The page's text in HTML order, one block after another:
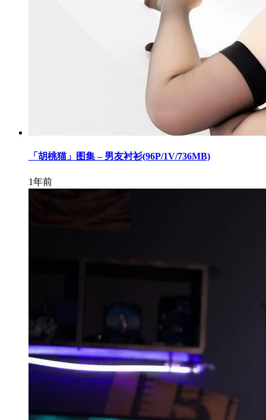
「胡桃猫」图集 – 男友衬衫(96P/1V/736MB)
1年前